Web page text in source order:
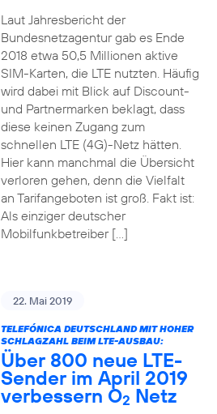
Laut Jahresbericht der
Bundesnetzagentur gab es Ende
2018 etwa 50,5 Millionen aktive
SIM-Karten, die LTE nutzten. Häufig
wird dabei mit Blick auf Discount-
und Partnermarken beklagt, dass
diese keinen Zugang zum
schnellen LTE (4G)-Netz hätten.
Hier kann manchmal die Übersicht
verloren gehen, denn die Vielfalt
an Tarifangeboten ist groß. Fakt ist:
Als einziger deutscher
Mobilfunkbetreiber […]
22. Mai 2019
TELEFÓNICA DEUTSCHLAND MIT HOHER
SCHLAGZAHL BEIM LTE-AUSBAU:
Über 800 neue LTE-
Sender im April 2019
verbessern O2 Netz